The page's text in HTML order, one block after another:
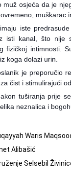
muž osjeća da je
muškarac
iste
isti kanal, što nije
fizičkoj intimnosti.
koga dolazi urin.
je preporučio
čist i stimulirajući
tuširanja prije
neznalica i
Waris
Alibašić
Selsebil